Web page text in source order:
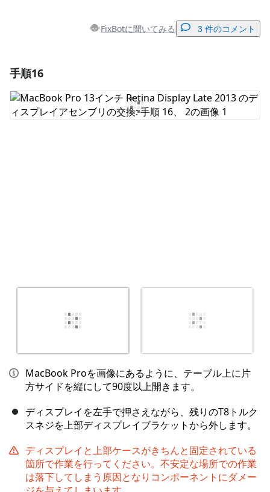
FixBotに聞いてみる 3 件のコメント
コメントを追加
手順16
MacBook Proを画像にあるように、テーブル上に片
方サイドを縦にして90度以上開きます。
ディスプレイを左手で押さえながら、残りのT8トルク
スネジを上部ディスプレイブラケットから外します。
ディスプレイと上部ケースがきちんと固定されている
箇所で作業を行ってください。不安定な場所での作業
は落下してしまう原因となりコンポーネントにダメー